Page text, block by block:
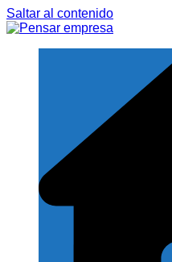
Saltar al contenido